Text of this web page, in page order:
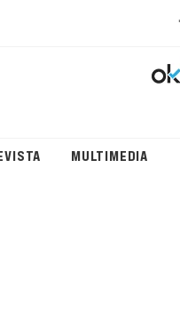
MULTIMEDIA